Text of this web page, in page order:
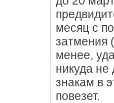
месяц с
затмения
менее,
никуда не
знакам в
повезет.